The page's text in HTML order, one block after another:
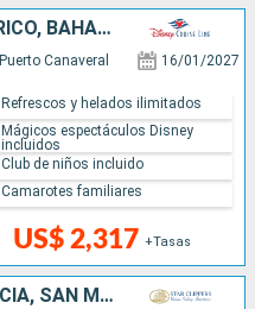
ESTADOS UNIDOS, PUERTO RICO, BAHAMAS
Puerto Canaveral 16/01/2027
US$ 2,317 +Tasas
Refrescos y helados ilimitados
Mágicos espectáculos Disney
incluidos
Club de niños incluido
Camarotes familiares
, ANTIGUA Y BARBUDA, FRANCIA, SAN MARTÍN